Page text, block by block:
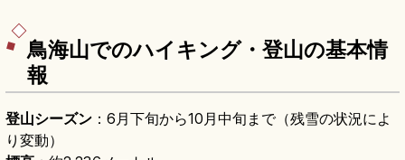
鳥海山でのハイキング・登山の基本情
報
登山シーズン ：6月下旬から10月中旬まで（残雪の状況によ
り変動）